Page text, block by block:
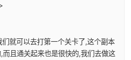
就可以去打第一个关卡了,这个副本
且通关起来也是很快的,我们去做这